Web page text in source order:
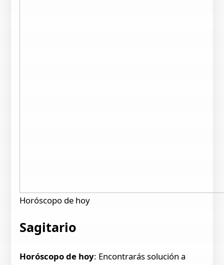
Horóscopo de hoy
Sagitario
Horóscopo de hoy: Encontrarás solución a